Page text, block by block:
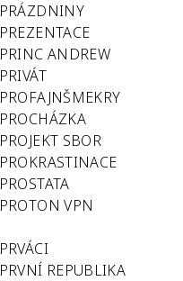
PRÁZDNINY
PREZENTACE
PRINC ANDREW
PRIVÁT
PROFAJNŠMEKRY
PROCHÁZKA
PROJEKT SBOR
PROKRASTINACE
PROSTATA
PROTON VPN
PRVÁCI
PRVNÍ REPUBLIKA